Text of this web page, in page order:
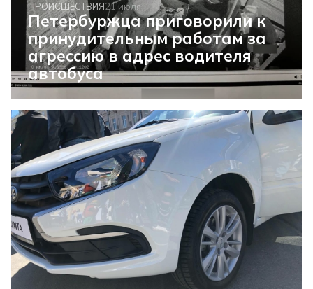
ПРОИСШЕСТВИЯ21 июля
Петербуржца приговорили к
принудительным работам за
агрессию в адрес водителя
автобуса